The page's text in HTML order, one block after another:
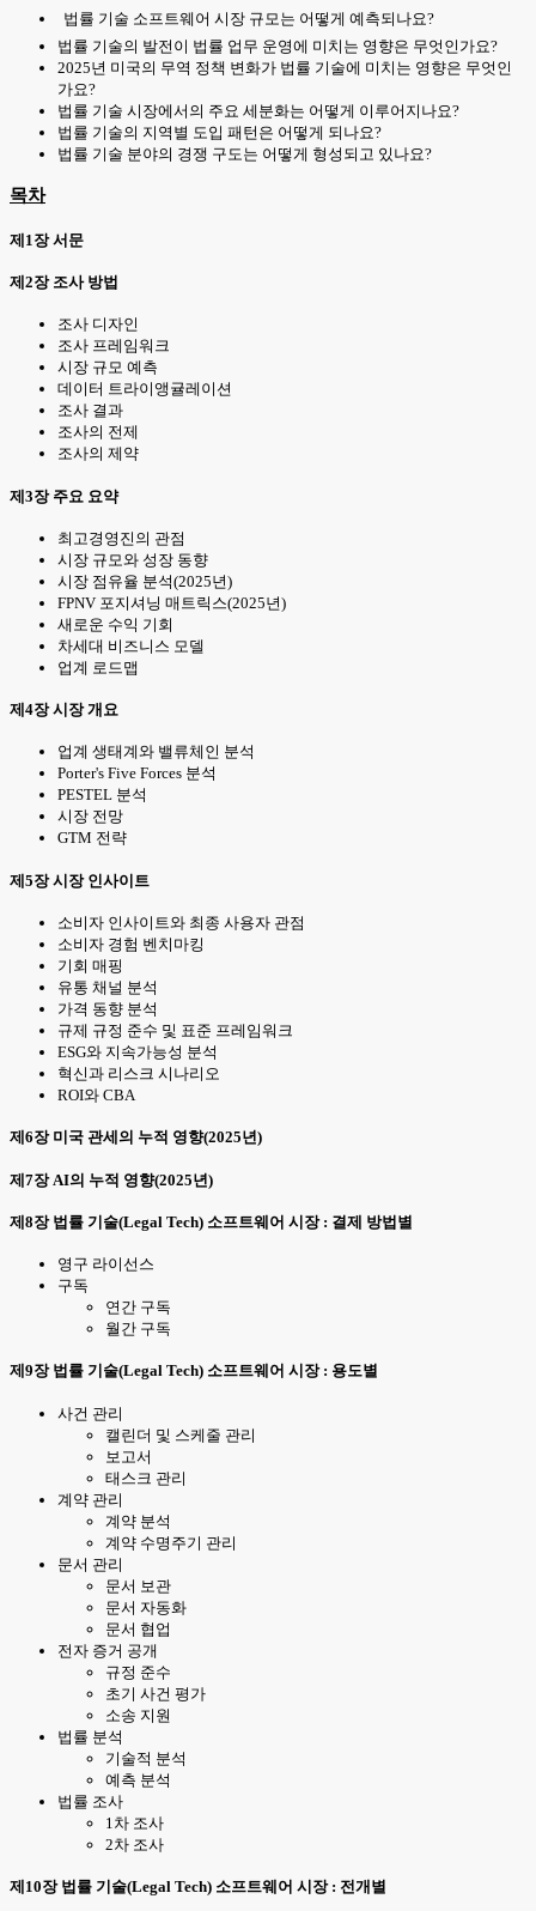
법률 기술 소프트웨어 시장 규모는 어떻게 예측되나요?
법률 기술의 발전이 법률 업무 운영에 미치는 영향은 무엇인가요?
2025년 미국의 무역 정책 변화가 법률 기술에 미치는 영향은 무엇인
가요?
법률 기술 시장에서의 주요 세분화는 어떻게 이루어지나요?
법률 기술의 지역별 도입 패턴은 어떻게 되나요?
법률 기술 분야의 경쟁 구도는 어떻게 형성되고 있나요?
목차
제1장 서문
제2장 조사 방법
조사 디자인
조사 프레임워크
시장 규모 예측
데이터 트라이앵귤레이션
조사 결과
조사의 전제
조사의 제약
제3장 주요 요약
최고경영진의 관점
시장 규모와 성장 동향
시장 점유율 분석(2025년)
FPNV 포지셔닝 매트릭스(2025년)
새로운 수익 기회
차세대 비즈니스 모델
업계 로드맵
제4장 시장 개요
업계 생태계와 밸류체인 분석
Porter's Five Forces 분석
PESTEL 분석
시장 전망
GTM 전략
제5장 시장 인사이트
소비자 인사이트와 최종 사용자 관점
소비자 경험 벤치마킹
기회 매핑
유통 채널 분석
가격 동향 분석
규제 규정 준수 및 표준 프레임워크
ESG와 지속가능성 분석
혁신과 리스크 시나리오
ROI와 CBA
제6장 미국 관세의 누적 영향(2025년)
제7장 AI의 누적 영향(2025년)
제8장 법률 기술(Legal Tech) 소프트웨어 시장 : 결제 방법별
영구 라이선스
구독
연간 구독
월간 구독
제9장 법률 기술(Legal Tech) 소프트웨어 시장 : 용도별
사건 관리
캘린더 및 스케줄 관리
보고서
태스크 관리
계약 관리
계약 분석
계약 수명주기 관리
문서 관리
문서 보관
문서 자동화
문서 협업
전자 증거 공개
규정 준수
초기 사건 평가
소송 지원
법률 분석
기술적 분석
예측 분석
법률 조사
1차 조사
2차 조사
제10장 법률 기술(Legal Tech) 소프트웨어 시장 : 전개별